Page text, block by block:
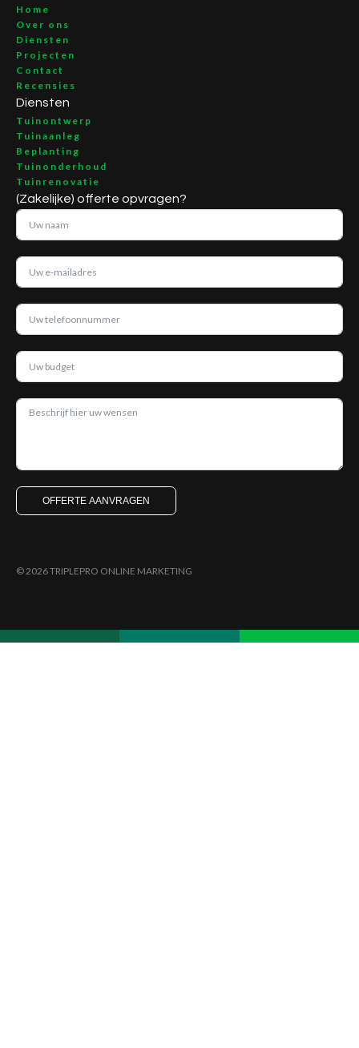
Home
Over ons
Diensten
Projecten
Contact
Recensies
Diensten
Tuinontwerp
Tuinaanleg
Beplanting
Tuinonderhoud
Tuinrenovatie
(Zakelijke) offerte opvragen?
OFFERTE AANVRAGEN
© 2026 TRIPLEPRO ONLINE MARKETING